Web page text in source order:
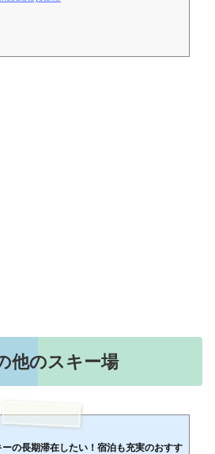
他のスキー場
の長期滞在したい！宿泊も充実のおすす